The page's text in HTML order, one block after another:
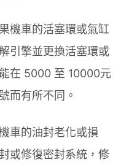
機車的活塞環或氣缸
引擎並更換活塞環或
在 5000 至 10000元
而有所不同。
車的油封老化或損
或修復密封系統，修